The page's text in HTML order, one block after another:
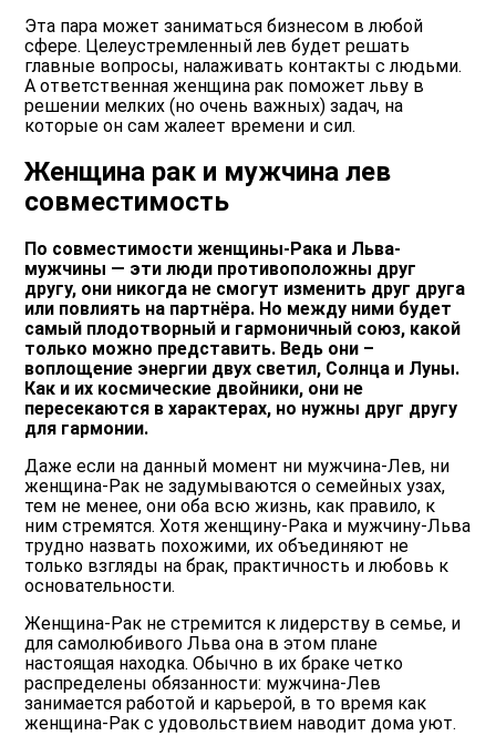
Эта пара может заниматься бизнесом в любой
сфере. Целеустремленный лев будет решать
главные вопросы, налаживать контакты с людьми.
А ответственная женщина рак поможет льву в
решении мелких (но очень важных) задач, на
которые он сам жалеет времени и сил.
Женщина рак и мужчина лев
совместимость
По совместимости женщины-Рака и Льва-
мужчины — эти люди противоположны друг
другу, они никогда не смогут изменить друг друга
или повлиять на партнёра. Но между ними будет
самый плодотворный и гармоничный союз, какой
только можно представить. Ведь они –
воплощение энергии двух светил, Солнца и Луны.
Как и их космические двойники, они не
пересекаются в характерах, но нужны друг другу
для гармонии.
Даже если на данный момент ни мужчина-Лев, ни
женщина-Рак не задумываются о семейных узах,
тем не менее, они оба всю жизнь, как правило, к
ним стремятся. Хотя женщину-Рака и мужчину-Льва
трудно назвать похожими, их объединяют не
только взгляды на брак, практичность и любовь к
основательности.
Женщина-Рак не стремится к лидерству в семье, и
для самолюбивого Льва она в этом плане
настоящая находка. Обычно в их браке четко
распределены обязанности: мужчина-Лев
занимается работой и карьерой, в то время как
женщина-Рак с удовольствием наводит дома уют.